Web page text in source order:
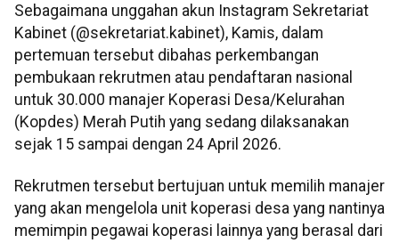
Sebagaimana unggahan akun Instagram Sekretariat
Kabinet (@sekretariat.kabinet), Kamis, dalam
pertemuan tersebut dibahas perkembangan
pembukaan rekrutmen atau pendaftaran nasional
untuk 30.000 manajer Koperasi Desa/Kelurahan
(Kopdes) Merah Putih yang sedang dilaksanakan
sejak 15 sampai dengan 24 April 2026.
Rekrutmen tersebut bertujuan untuk memilih manajer
yang akan mengelola unit koperasi desa yang nantinya
memimpin pegawai koperasi lainnya yang berasal dari